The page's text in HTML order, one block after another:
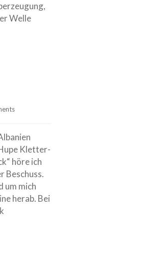
Welle
Kletter-
höre ich
Beschuss.
um mich
herab. Bei